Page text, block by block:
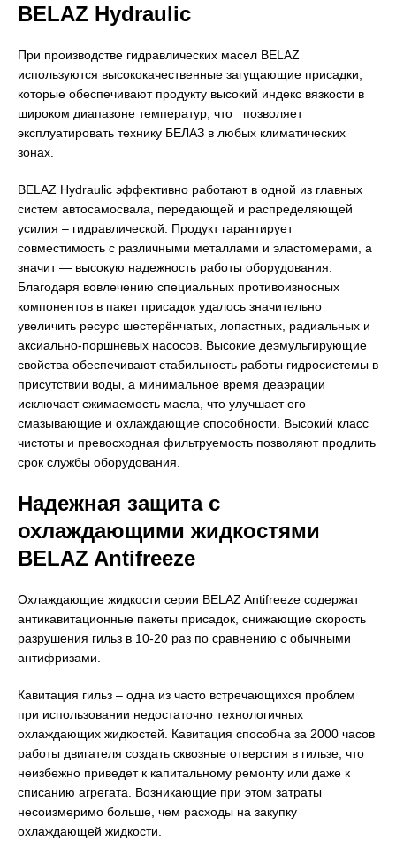
BELAZ Hydraulic
При производстве гидравлических масел BELAZ
используются высококачественные загущающие присадки,
которые обеспечивают продукту высокий индекс вязкости в
широком диапазоне температур, что позволяет
эксплуатировать технику БЕЛАЗ в любых климатических
зонах.
BELAZ Hydraulic эффективно работают в одной из главных
систем автосамосвала, передающей и распределяющей
усилия – гидравлической. Продукт гарантирует
совместимость с различными металлами и эластомерами, а
значит — высокую надежность работы оборудования.
Благодаря вовлечению специальных противоизносных
компонентов в пакет присадок удалось значительно
увеличить ресурс шестерёнчатых, лопастных, радиальных и
аксиально-поршневых насосов. Высокие деэмульгирующие
свойства обеспечивают стабильность работы гидросистемы в
присутствии воды, а минимальное время деаэрации
исключает сжимаемость масла, что улучшает его
смазывающие и охлаждающие способности. Высокий класс
чистоты и превосходная фильтруемость позволяют продлить
срок службы оборудования.
Надежная защита с
охлаждающими жидкостями
BELAZ Antifreeze
Охлаждающие жидкости серии BELAZ Antifreeze содержат
антикавитационные пакеты присадок, снижающие скорость
разрушения гильз в 10-20 раз по сравнению с обычными
антифризами.
Кавитация гильз – одна из часто встречающихся проблем
при использовании недостаточно технологичных
охлаждающих жидкостей. Кавитация способна за 2000 часов
работы двигателя создать сквозные отверстия в гильзе, что
неизбежно приведет к капитальному ремонту или даже к
списанию агрегата. Возникающие при этом затраты
несоизмеримо больше, чем расходы на закупку
охлаждающей жидкости.